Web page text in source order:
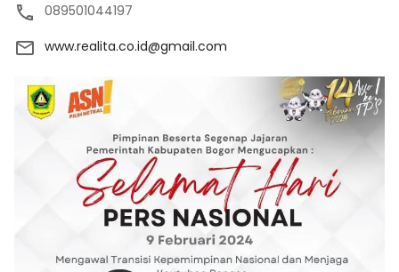
089501044197
www.realita.co.id@gmail.com